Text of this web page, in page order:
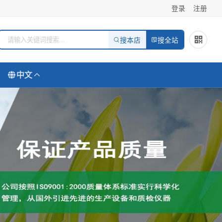
登录 注册
搜本店 搜全站
中文